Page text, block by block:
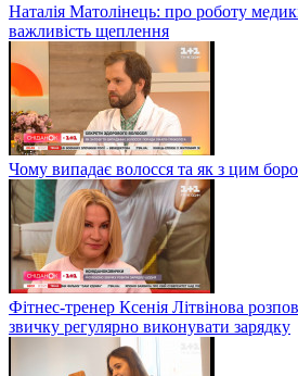
Наталія Матолінець: про роботу
важливість щеплення
Чому випадає волосся та як з цим
Фітнес-тренер Ксенія Літвінова
звичку регулярно виконувати зарядку